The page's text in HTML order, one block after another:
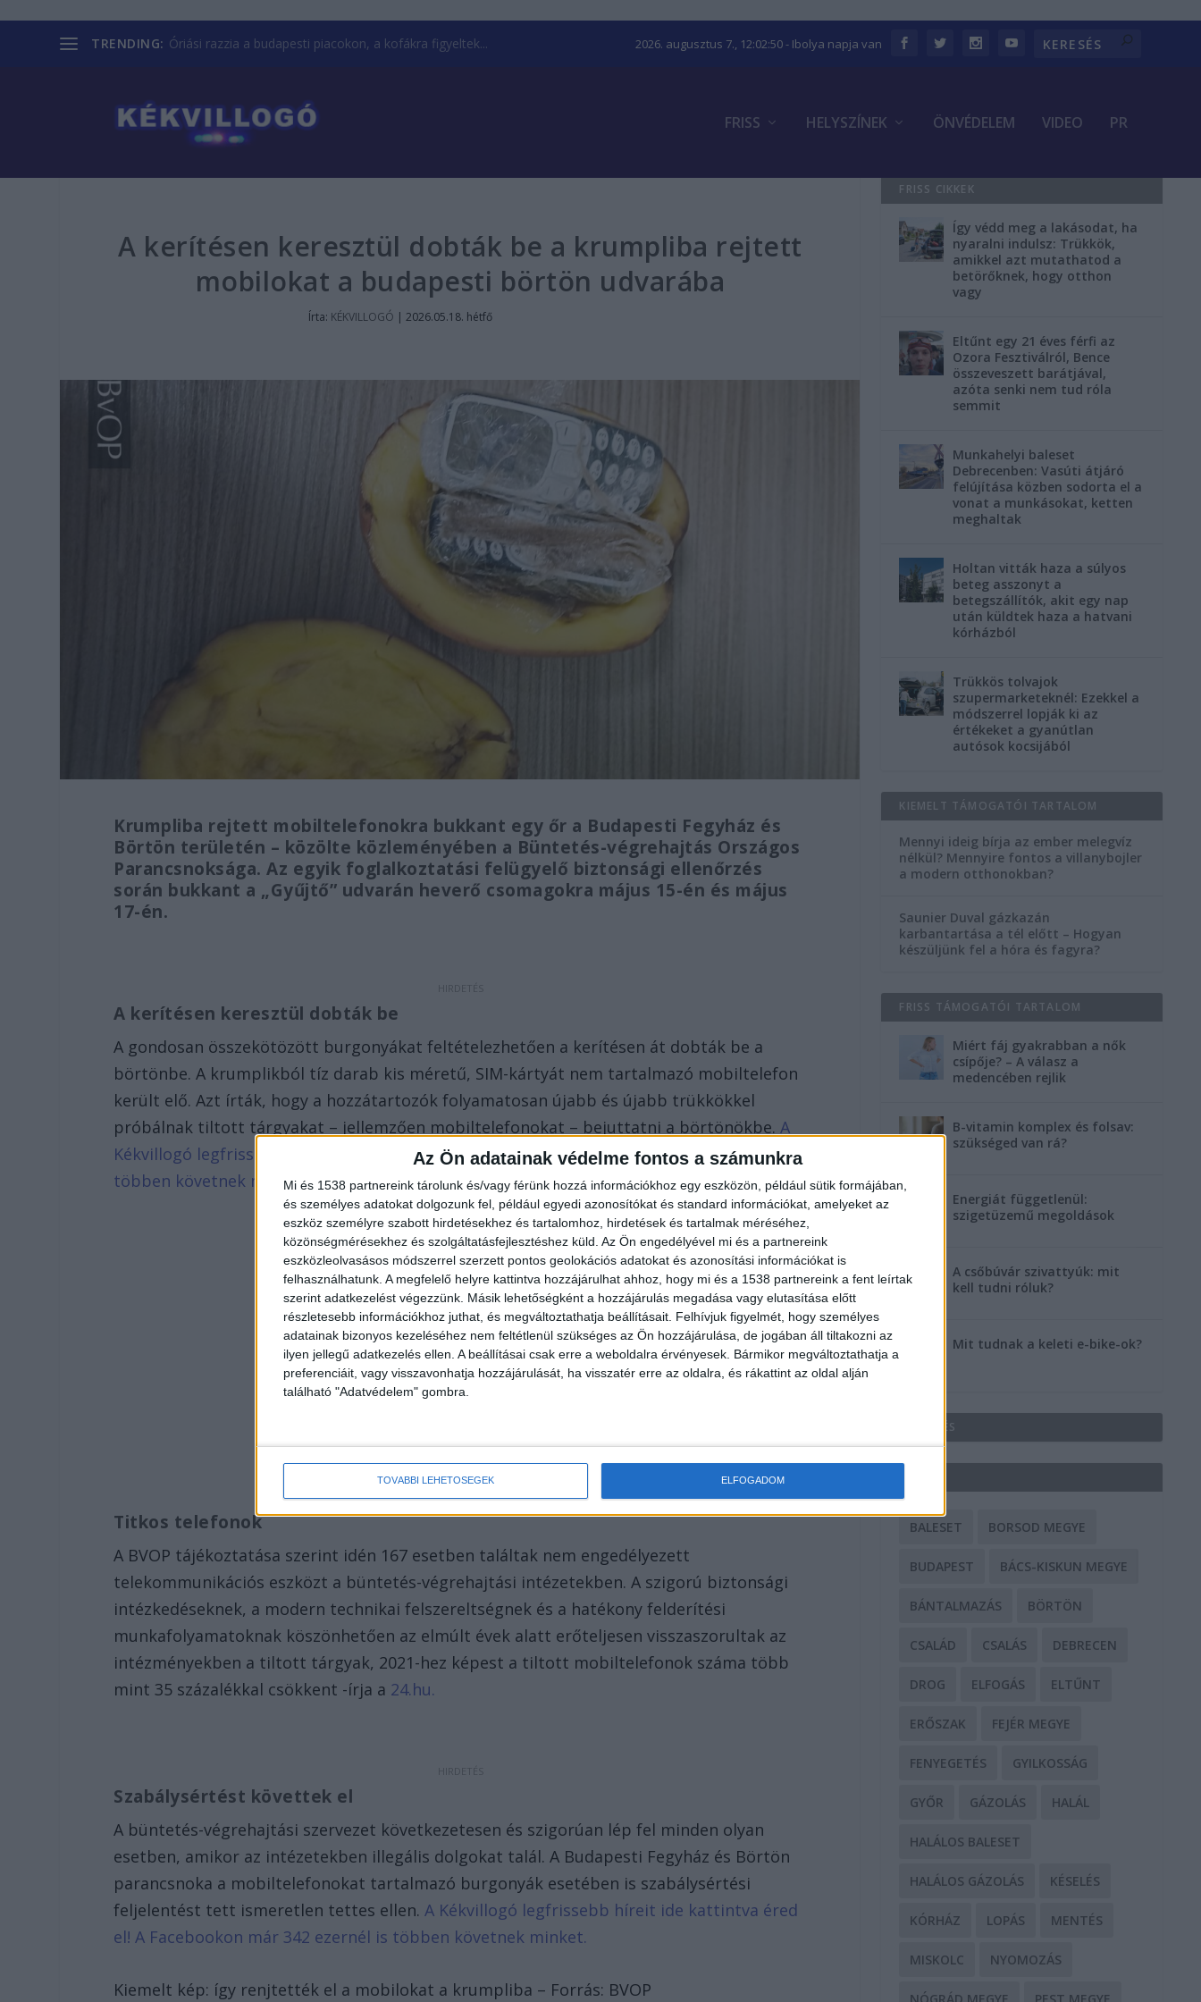
Az Ön adatainak védelme fontos a számunkra
Mi és 1538 partnereink tárolunk és/vagy férünk hozzá információkhoz egy eszközön, például sütik formájában,
és személyes adatokat dolgozunk fel, például egyedi azonosítókat és standard információkat, amelyeket az
eszköz személyre szabott hirdetésekhez és tartalomhoz, hirdetések és tartalmak méréséhez,
közönségmérésekhez és szolgáltatásfejlesztéshez küld. Az Ön engedélyével mi és a partnereink
eszközleolvasásos módszerrel szerzett pontos geolokációs adatokat és azonosítási információkat is
felhasználhatunk. A megfelelő helyre kattintva hozzájárulhat ahhoz, hogy mi és a 1538 partnereink a fent leírtak
szerint adatkezelést végezzünk. Másik lehetőségként a hozzájárulás megadása vagy elutasítása előtt
részletesebb információkhoz juthat, és megváltoztathatja beállításait. Felhívjuk figyelmét, hogy személyes
adatainak bizonyos kezeléséhez nem feltétlenül szükséges az Ön hozzájárulása, de jogában áll tiltakozni az
ilyen jellegű adatkezelés ellen. A beállításai csak erre a weboldalra érvényesek. Bármikor megváltoztathatja a
preferenciáit, vagy visszavonhatja hozzájárulását, ha visszatér erre az oldalra, és rákattint az oldal alján
található "Adatvédelem" gombra.
TOVÁBBI LEHETŐSÉGEK ELFOGADOM
TRENDING: Óriási razzia a budapesti piacokon, a kofákra figyeltek... 2026. augusztus 7., 12:02:51- Ibolya napja van
FRISS HELYSZÍNEK ÖNVÉDELEM VIDEO PR
A kerítésen keresztül dobták be a krumpliba rejtett
mobilokat a budapesti börtön udvarába
Írta: KÉKVILLOGÓ |2026.05.18. hétfő
Krumpliba rejtett mobiltelefonokra bukkant egy őr a Budapesti Fegyház és
Börtön területén – közölte közleményében a Büntetés-végrehajtás Országos
Parancsnoksága. Az egyik foglalkoztatási felügyelő biztonsági ellenőrzés
során bukkant a „Gyűjtő” udvarán heverő csomagokra május 15-én és május
17-én.
A kerítésen keresztül dobták be
A gondosan összekötözött burgonyákat feltételezhetően a kerítésen át dobták be a
börtönbe. A krumplikból tíz darab kis méretű, SIM-kártyát nem tartalmazó mobiltelefon
került elő. Azt írták, hogy a hozzátartozók folyamatosan újabb és újabb trükkökkel
próbálnak tiltott tárgyakat – jellemzően mobiltelefonokat – bejuttatni a börtönökbe.A
Kékvillogó legfrissebb híreit ide kattintva éred el! A Facebookon már 342 ezernél is
többen követnek minket.
Titkos telefonok
A BVOP tájékoztatása szerint idén 167 esetben találtak nem engedélyezett
telekommunikációs eszközt a büntetés-végrehajtási intézetekben. A szigorú biztonsági
intézkedéseknek, a modern technikai felszereltségnek és a hatékony felderítési
munkafolyamatoknak köszönhetően az elmúlt évek alatt erőteljesen visszaszorultak az
intézményekben a tiltott tárgyak, 2021-hez képest a tiltott mobiltelefonok száma több
mint 35 százalékkal csökkent -írja a 24.hu.
Szabálysértést követtek el
A büntetés-végrehajtási szervezet következetesen és szigorúan lép fel minden olyan
esetben, amikor az intézetekben illegális dolgokat talál. A Budapesti Fegyház és Börtön
parancsnoka a mobiltelefonokat tartalmazó burgonyák esetében is szabálysértési
feljelentést tett ismeretlen tettes ellen.A Kékvillogó legfrissebb híreit ide kattintva éred
el! A Facebookon már 342 ezernél is többen követnek minket.
Kiemelt kép: így renjtették el a mobilokat a krumpliba – Forrás: BVOP
FRISS CIKKEK
Így védd meg a lakásodat, ha
nyaralni indulsz: Trükkök,
amikkel azt mutathatod a
betörőknek, hogy otthon
vagy
Eltűnt egy 21 éves férfi az
Ozora Fesztiválról, Bence
összeveszett barátjával,
azóta senki nem tud róla
semmit
Munkahelyi baleset
Debrecenben: Vasúti átjáró
felújítása közben sodorta el a
vonat a munkásokat, ketten
meghaltak
Holtan vitták haza a súlyos
beteg asszonyt a
betegszállítók, akit egy nap
után küldtek haza a hatvani
kórházból
Trükkös tolvajok
szupermarketeknél: Ezekkel a
módszerrel lopják ki az
értékeket a gyanútlan
autósok kocsijából
KIEMELT TÁMOGATÓI TARTALOM
Mennyi ideig bírja az ember melegvíz
nélkül? Mennyire fontos a villanybojler
a modern otthonokban?
Saunier Duval gázkazán
karbantartása a tél előtt – Hogyan
készüljünk fel a hóra és fagyra?
FRISS TÁMOGATÓI TARTALOM
Miért fáj gyakrabban a nők
csípője? – A válasz a
medencében rejlik
B-vitamin komplex és folsav:
szükséged van rá?
Energiát függetlenül:
szigetüzemű megoldások
A csőbúvár szivattyúk: mit
kell tudni róluk?
Mit tudnak a keleti e-bike-ok?
HIRDETÉS
BALESET BORSOD MEGYE
BUDAPEST BÁCS-KISKUN MEGYE
BÁNTALMAZÁS BÖRTÖN
CSALÁD CSALÁS DEBRECEN
DROG ELFOGÁS ELTŰNT
ERŐSZAK FEJÉR MEGYE
FENYEGETÉS GYILKOSSÁG
GYŐR GÁZOLÁS HALÁL
HALÁLOS BALESET
HALÁLOS GÁZOLÁS KÉSELÉS
KÓRHÁZ LOPÁS MENTÉS
MISKOLC NYOMOZÁS